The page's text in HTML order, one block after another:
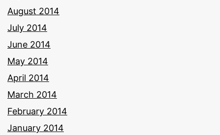
August 2014
July 2014
June 2014
May 2014
April 2014
March 2014
February 2014
January 2014